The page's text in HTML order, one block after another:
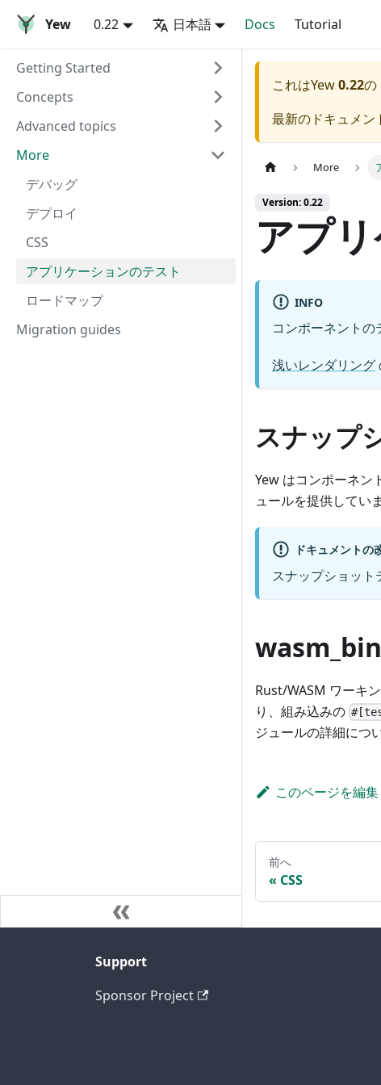
Yew 0.22 日本語 Docs Tutorial
Getting Started
Concepts
Advanced topics
More
デバッグ
デプロイ
CSS
アプリケーションのテスト
ロードマップ
Migration guides
これはYew0.22の
最新のドキュメン
More
Version: 0.22
アプ
INFO
コンポーネントの
浅いレンダリング
スナップ
Yew はコンポーネン
ュールを提供していま
ドキュメントの
スナップショット
Rust/WASM ワーキ
り、組み込みの
ジュールの詳細につ
このページを編集
前へ
CSS
Support
Sponsor Project